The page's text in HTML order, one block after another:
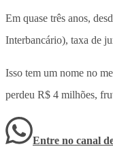
Em quase três anos,
Interbancário), taxa de
Isso tem um nome no
perdeu R$ 4 milhões,
Entre no canal